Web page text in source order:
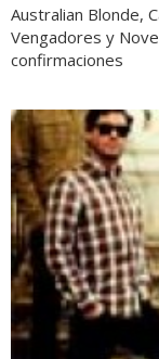
Australian Blonde,
Vengadores y
confirmaciones